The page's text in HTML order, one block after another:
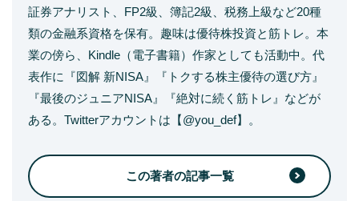
証券アナリスト、FP2級、簿記2級、税務上級など20種
類の金融系資格を保有。趣味は優待株投資と筋トレ。本
業の傍ら、Kindle（電子書籍）作家としても活動中。代
表作に『図解 新NISA』『トクする株主優待の選び方』
『最後のジュニアNISA』『絶対に続く筋トレ』などが
ある。Twitterアカウントは【@you_def】。
この著者の記事一覧